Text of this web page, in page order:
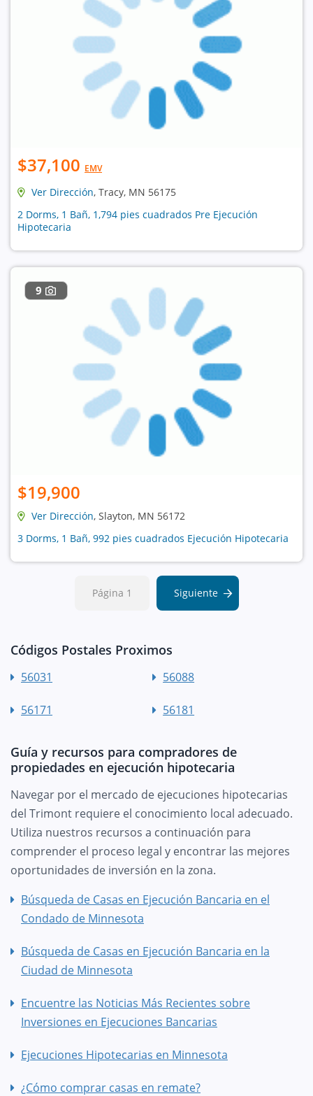
$37,100 EMV
Ver Dirección, Tracy, MN 56175
2 Dorms, 1 Bañ, 1,794 pies cuadrados Pre Ejecución
Hipotecaria
9
$19,900
Ver Dirección, Slayton, MN 56172
3 Dorms, 1 Bañ, 992 pies cuadrados Ejecución Hipotecaria
Página 1 Siguiente
Códigos Postales Proximos
56031 56088
56171 56181
Guía y recursos para compradores de
propiedades en ejecución hipotecaria
Navegar por el mercado de ejecuciones hipotecarias
del Trimont requiere el conocimiento local adecuado.
Utiliza nuestros recursos a continuación para
comprender el proceso legal y encontrar las mejores
oportunidades de inversión en la zona.
Búsqueda de Casas en Ejecución Bancaria en el
Condado de Minnesota
Búsqueda de Casas en Ejecución Bancaria en la
Ciudad de Minnesota
Encuentre las Noticias Más Recientes sobre
Inversiones en Ejecuciones Bancarias
Ejecuciones Hipotecarias en Minnesota
¿Cómo comprar casas en remate?